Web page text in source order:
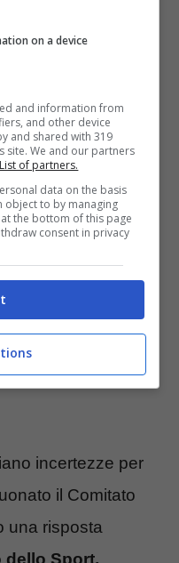
piuttosto
come quelle
gli organizzatori
sin dal
calendario delle
anche al format
chiara allusione
della
galeotta fu
incertezze per
il Comitato
una risposta
dello Sport,
on a device
and information from
and other device
and shared with 319
site. We and our partners
List of partners.
data on the basis
object to by managing
the bottom of this page
consent in privacy